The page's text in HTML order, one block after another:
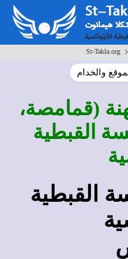
St-Takla.org>
والخدام
(قمامصة،
القبطية
القبطية